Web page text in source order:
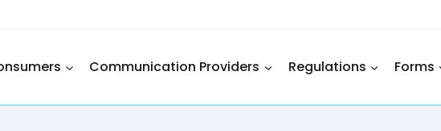
Communication Providers Regulations Forms